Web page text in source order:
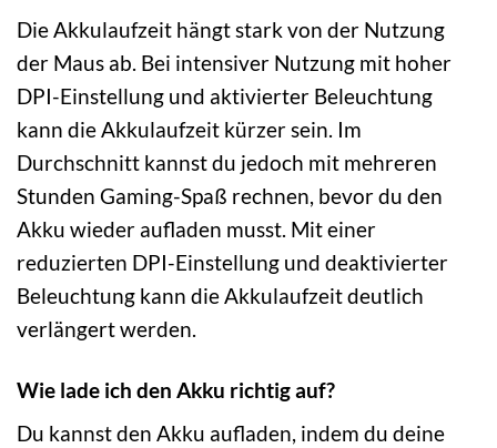
Die Akkulaufzeit hängt stark von der Nutzung
der Maus ab. Bei intensiver Nutzung mit hoher
DPI-Einstellung und aktivierter Beleuchtung
kann die Akkulaufzeit kürzer sein. Im
Durchschnitt kannst du jedoch mit mehreren
Stunden Gaming-Spaß rechnen, bevor du den
Akku wieder aufladen musst. Mit einer
reduzierten DPI-Einstellung und deaktivierter
Beleuchtung kann die Akkulaufzeit deutlich
verlängert werden.
Wie lade ich den Akku richtig auf?
Du kannst den Akku aufladen, indem du deine